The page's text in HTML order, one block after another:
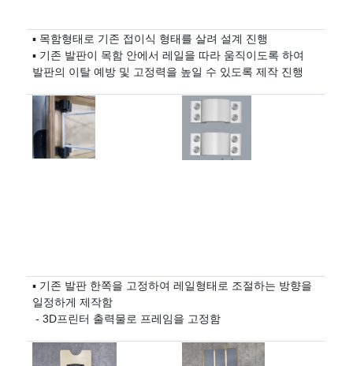
▪ 목함형태로 기존 접이식 형태를 살려 설계 진행
▪ 기존 발판이 목함 안에서 레일을 따라 움직이도록 하여
발판의 이탈 예방 및 고정력을 높일 수 있도록 제작 진행
▪ 기존 발판 한쪽을 고정하여 레일형태로 조절하는 방향을
일정하게 제작함
- 3D프린터 출력물로 프레임을 고정함